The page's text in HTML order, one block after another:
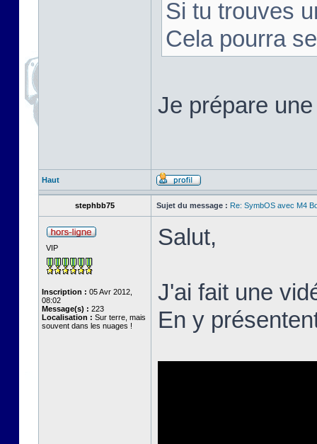
Si tu trouves
Cela pourra
Je prépare
Haut
stephbb75 Sujet du message : Re: SymbOS avec M4
VIP
Inscription : 05 Avr 2012,
08:02
Message(s) : 223
Localisation : Sur terre, mais
souvent dans les nuages !
Salut,
J'ai fait une
En y